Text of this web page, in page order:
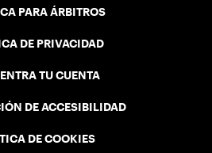
PARA ÁRBITROS
DE PRIVACIDAD
TU CUENTA
DE ACCESIBILIDAD
DE COOKIES